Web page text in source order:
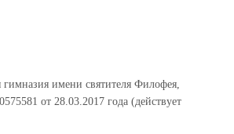
гимназия имени святителя Филофея,
от 28.03.2017 года (действует